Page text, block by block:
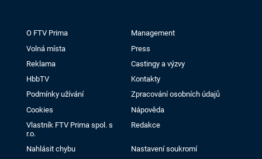
O FTV Prima
Management
Volná místa
Press
Reklama
Castingy a výzvy
HbbTV
Kontakty
Podmínky užívání
Zpracování osobních údajů
Cookies
Nápověda
Vlastník FTV Prima spol. s
r.o.
Redakce
Nahlásit chybu Nastavení soukromí